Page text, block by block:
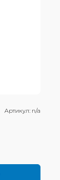
Артикул: n/a